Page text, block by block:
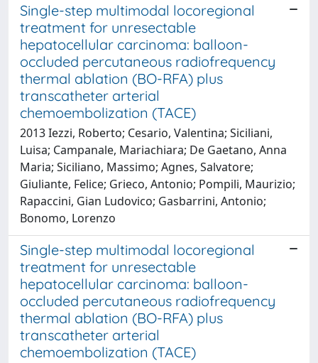
Single-step multimodal locoregional
treatment for unresectable
hepatocellular carcinoma: balloon-
occluded percutaneous radiofrequency
thermal ablation (BO-RFA) plus
transcatheter arterial
chemoembolization (TACE)
2013 Iezzi, Roberto; Cesario, Valentina; Siciliani,
Luisa; Campanale, Mariachiara; De Gaetano, Anna
Maria; Siciliano, Massimo; Agnes, Salvatore;
Giuliante, Felice; Grieco, Antonio; Pompili, Maurizio;
Rapaccini, Gian Ludovico; Gasbarrini, Antonio;
Bonomo, Lorenzo
Single-step multimodal locoregional
treatment for unresectable
hepatocellular carcinoma: balloon-
occluded percutaneous radiofrequency
thermal ablation (BO-RFA) plus
transcatheter arterial
chemoembolization (TACE)